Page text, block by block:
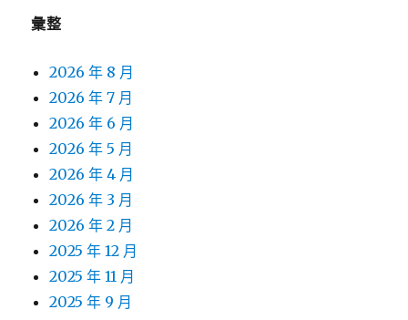
彙整
2026 年 8 月
2026 年 7 月
2026 年 6 月
2026 年 5 月
2026 年 4 月
2026 年 3 月
2026 年 2 月
2025 年 12 月
2025 年 11 月
2025 年 9 月